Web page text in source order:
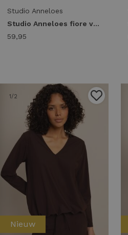
Studio Anneloes
Studio Anneloes fiore vneck t-shirt 94855 T-shirt Korte mouw 1000 white
59,95
1/2
Nieuw